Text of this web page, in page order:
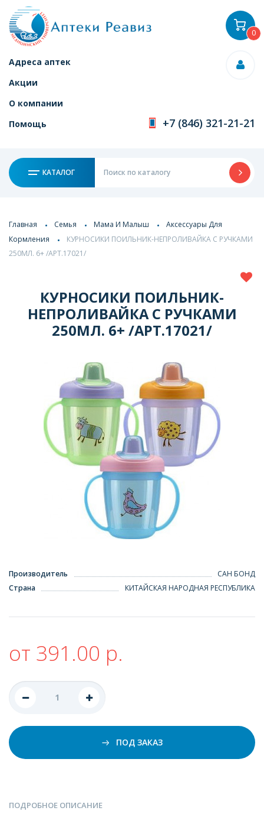
Адреса аптек
Акции
О компании
Помощь
+7 (846) 321-21-21
КАТАЛОГ
0
Главная Семья Мама И Малыш
Аксессуары Для
Кормления
КУРНОСИКИ ПОИЛЬНИК-НЕПРОЛИВАЙКА С РУЧКАМИ
250МЛ. 6+ /АРТ.17021/
КУРНОСИКИ ПОИЛЬНИК-
НЕПРОЛИВАЙКА С РУЧКАМИ
250МЛ. 6+ /АРТ.17021/
Производитель
САН БОНД
Страна
КИТАЙСКАЯ НАРОДНАЯ РЕСПУБЛИКА
от 391.00 р.
ПОД ЗАКАЗ
ПОДРОБНОЕ ОПИСАНИЕ